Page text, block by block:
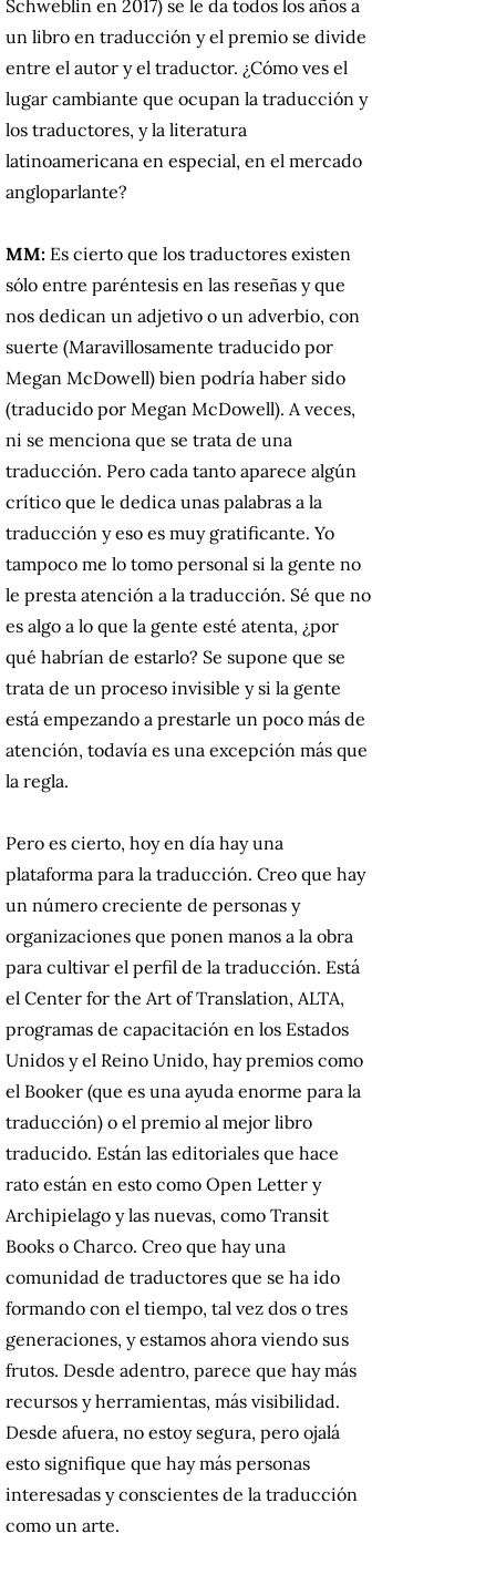
Schweblin en 2017) se le da todos los años a
un libro en traducción y el premio se divide
entre el autor y el traductor. ¿Cómo ves el
lugar cambiante que ocupan la traducción y
los traductores, y la literatura
latinoamericana en especial, en el mercado
angloparlante?
MM: Es cierto que los traductores existen
sólo entre paréntesis en las reseñas y que
nos dedican un adjetivo o un adverbio, con
suerte (Maravillosamente traducido por
Megan McDowell) bien podría haber sido
(traducido por Megan McDowell). A veces,
ni se menciona que se trata de una
traducción. Pero cada tanto aparece algún
crítico que le dedica unas palabras a la
traducción y eso es muy gratificante. Yo
tampoco me lo tomo personal si la gente no
le presta atención a la traducción. Sé que no
es algo a lo que la gente esté atenta, ¿por
qué habrían de estarlo? Se supone que se
trata de un proceso invisible y si la gente
está empezando a prestarle un poco más de
atención, todavía es una excepción más que
la regla.
Pero es cierto, hoy en día hay una
plataforma para la traducción. Creo que hay
un número creciente de personas y
organizaciones que ponen manos a la obra
para cultivar el perfil de la traducción. Está
el Center for the Art of Translation, ALTA,
programas de capacitación en los Estados
Unidos y el Reino Unido, hay premios como
el Booker (que es una ayuda enorme para la
traducción) o el premio al mejor libro
traducido. Están las editoriales que hace
rato están en esto como Open Letter y
Archipielago y las nuevas, como Transit
Books o Charco. Creo que hay una
comunidad de traductores que se ha ido
formando con el tiempo, tal vez dos o tres
generaciones, y estamos ahora viendo sus
frutos. Desde adentro, parece que hay más
recursos y herramientas, más visibilidad.
Desde afuera, no estoy segura, pero ojalá
esto signifique que hay más personas
interesadas y conscientes de la traducción
como un arte.